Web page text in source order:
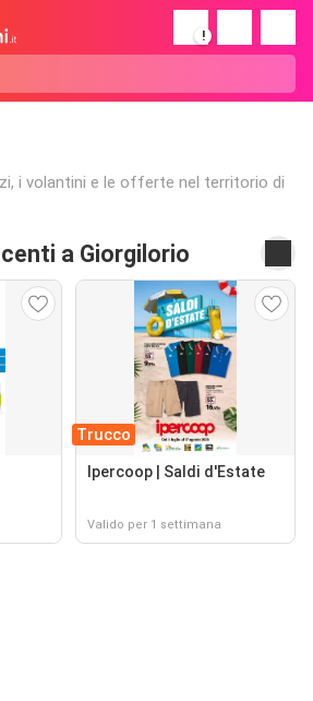
!
i volantini e le offerte nel territorio di
a Giorgilorio
Trucco
Ipercoop | Saldi d'Estate
Valido per 1 settimana